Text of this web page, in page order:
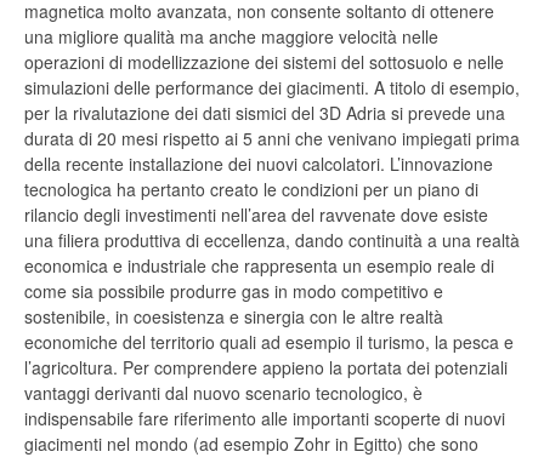
magnetica molto avanzata, non consente soltanto di ottenere
una migliore qualità ma anche maggiore velocità nelle
operazioni di modellizzazione dei sistemi del sottosuolo e nelle
simulazioni delle performance dei giacimenti. A titolo di esempio,
per la rivalutazione dei dati sismici del 3D Adria si prevede una
durata di 20 mesi rispetto ai 5 anni che venivano impiegati prima
della recente installazione dei nuovi calcolatori. L’innovazione
tecnologica ha pertanto creato le condizioni per un piano di
rilancio degli investimenti nell’area del ravvenate dove esiste
una filiera produttiva di eccellenza, dando continuità a una realtà
economica e industriale che rappresenta un esempio reale di
come sia possibile produrre gas in modo competitivo e
sostenibile, in coesistenza e sinergia con le altre realtà
economiche del territorio quali ad esempio il turismo, la pesca e
l’agricoltura. Per comprendere appieno la portata dei potenziali
vantaggi derivanti dal nuovo scenario tecnologico, è
indispensabile fare riferimento alle importanti scoperte di nuovi
giacimenti nel mondo (ad esempio Zohr in Egitto) che sono